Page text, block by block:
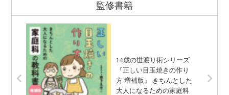
監修書籍
14歳の世渡り術シリーズ
『正しい目玉焼きの作り
方 増補版』 きちんとした
大人になるための家庭科